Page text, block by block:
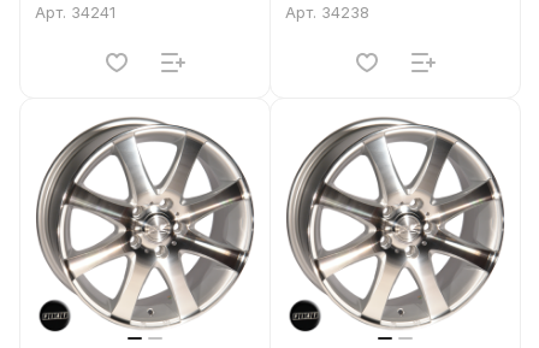
Арт. 34241
Арт. 34238